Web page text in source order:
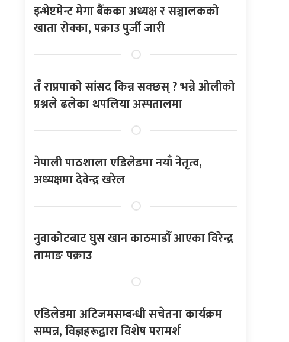
इन्भेष्टमेन्ट मेगा बैंकका अध्यक्ष र सञ्चालकको
खाता रोक्का, पक्राउ पुर्जी जारी
तँ राप्रपाको सांसद किन्न सक्छस् ? भन्ने ओलीको
प्रश्नले ढलेका थपलिया अस्पतालमा
नेपाली पाठशाला एडिलेडमा नयाँ नेतृत्व,
अध्यक्षमा देवेन्द्र खरेल
नुवाकोटबाट घुस खान काठमाडौँ आएका विरेन्द्र
तामाङ पक्राउ
एडिलेडमा अटिजमसम्बन्धी सचेतना कार्यक्रम
सम्पन्न, विज्ञहरूद्वारा विशेष परामर्श